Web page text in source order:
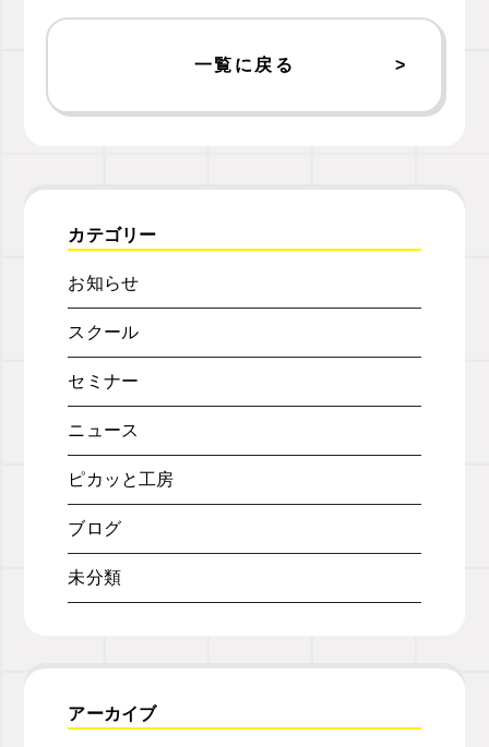
一覧に戻る
カテゴリー
お知らせ
スクール
セミナー
ニュース
ピカッと工房
ブログ
未分類
アーカイブ